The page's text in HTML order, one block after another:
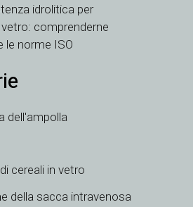
idrolitica per
comprenderne
le norme ISO
dell'ampolla
cereali in vetro
della sacca intravenosa
PL
PT
RU
TR
UK